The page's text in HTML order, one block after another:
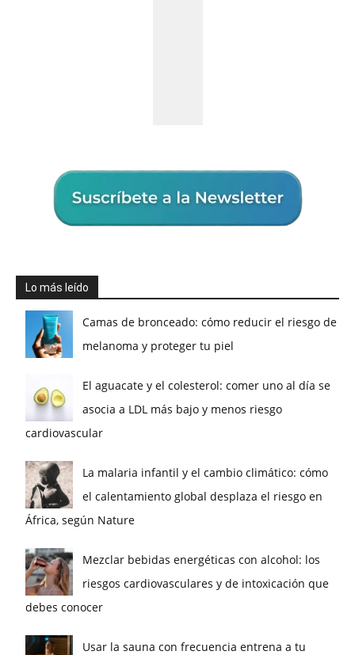
Lo más leído
Camas de bronceado: cómo reducir el riesgo de
melanoma y proteger tu piel
El aguacate y el colesterol: comer uno al día se
asocia a LDL más bajo y menos riesgo
cardiovascular
La malaria infantil y el cambio climático: cómo
el calentamiento global desplaza el riesgo en
África, según Nature
Mezclar bebidas energéticas con alcohol: los
riesgos cardiovasculares y de intoxicación que
debes conocer
Usar la sauna con frecuencia entrena a tu